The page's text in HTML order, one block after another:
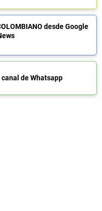
desde Google
de Whatsapp